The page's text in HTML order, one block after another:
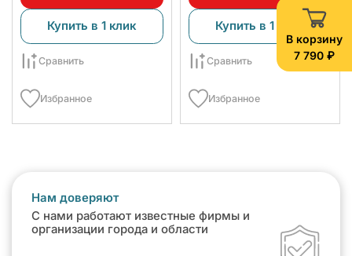
В корзину
7 790 ₽
Купить в 1 клик
Сравнить
Избранное
Купить в 1 клик
Сравнить
Избранное
Нам доверяют
С нами работают известные фирмы и
организации города и области